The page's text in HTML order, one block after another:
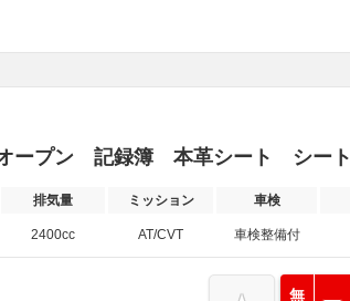
オープン 記録簿 本革シート シート
排気量 ミッション 車検
2400cc AT/CVT 車検整備付
無